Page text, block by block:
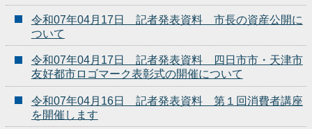
令和07年04月17日 記者発表資料 市長の資産公開に
ついて
令和07年04月17日 記者発表資料 四日市市・天津市
友好都市ロゴマーク表彰式の開催について
令和07年04月16日 記者発表資料 第１回消費者講座
を開催します